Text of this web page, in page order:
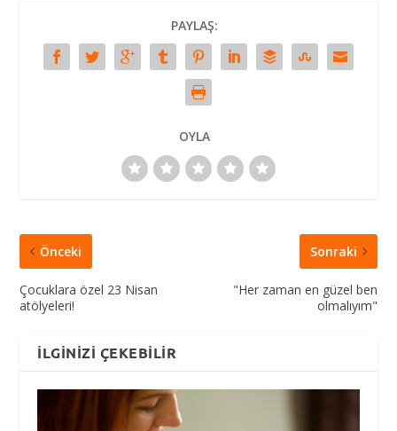
PAYLAŞ:
OYLA
Önceki
Çocuklara özel 23 Nisan
atölyeleri!
Sonraki
"Her zaman en güzel ben
olmalıyım"
İLGINIZI ÇEKEBILIR